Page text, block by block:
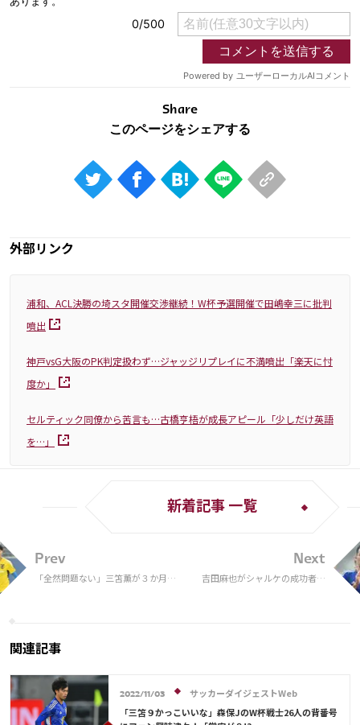
Share
外部リンク
浦和、ACL決勝の埼スタ開催交渉継続！W杯予選開催で田嶋幸三に批判
噴出
神戸vsG大阪のPK判定扱わず…ジャッジリプレイに不満噴出「楽天に忖
度か」
セルティック同僚から苦言も…古橋亨梧が成長アピール「少しだけ英語
を…」
Prev
「全然問題ない」三笘薫が３か月前
新着記事 一覧
Next
吉田麻也がシャルケの成功者に
関連記事
2022/11/03
サッカーダイジェストWeb
「三笘９かっこいいな」森保JのW杯戦士26人の背番号